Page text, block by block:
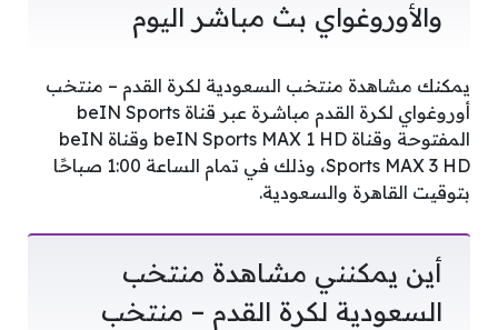
والأوروغواي بث مباشر اليوم
يمكنك مشاهدة ‎‎‎منتخب السعودية لكرة القدم – منتخب
أوروغواي لكرة القدم مباشرة عبر قناة beIN Sports
المفتوحة وقناة beIN Sports MAX 1 HD وقناة beIN
Sports MAX 3 HD، وذلك في تمام الساعة 1:00 صباحًا
بتوقيت القاهرة والسعودية.
أين يمكنني مشاهدة ‎‎منتخب
السعودية لكرة القدم – منتخب